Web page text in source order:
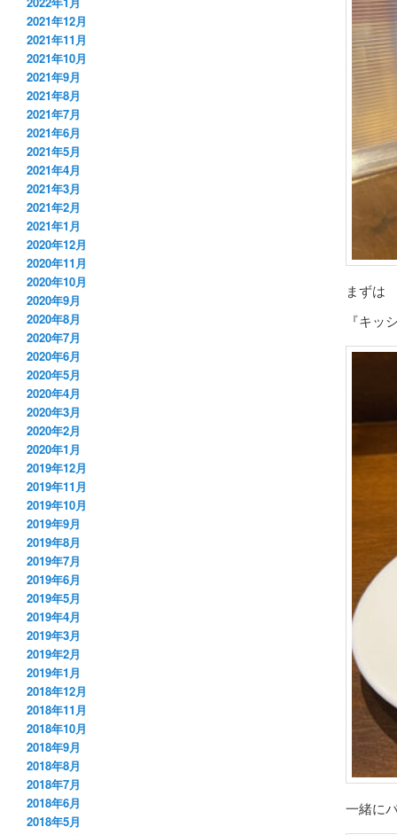
まずは
『キッ
一緒に
2021年12月
2021年11月
2021年10月
2021年9月
2021年8月
2021年7月
2021年6月
2021年5月
2021年4月
2021年3月
2021年2月
2021年1月
2020年12月
2020年11月
2020年10月
2020年9月
2020年8月
2020年7月
2020年6月
2020年5月
2020年4月
2020年3月
2020年2月
2020年1月
2019年12月
2019年11月
2019年10月
2019年9月
2019年8月
2019年7月
2019年6月
2019年5月
2019年4月
2019年3月
2019年2月
2019年1月
2018年12月
2018年11月
2018年10月
2018年9月
2018年8月
2018年7月
2018年6月
2018年5月